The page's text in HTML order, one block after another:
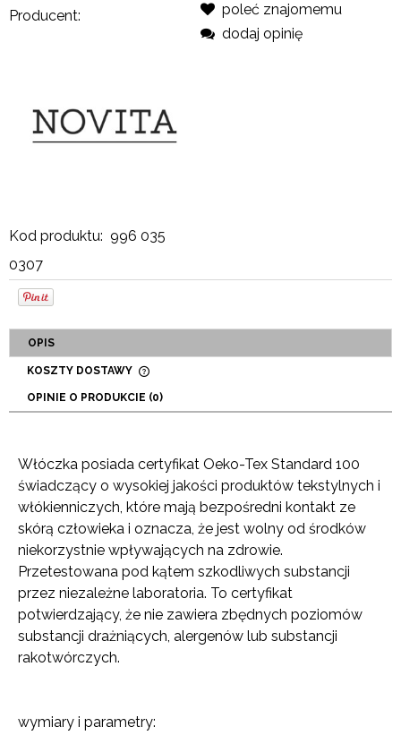
Producent:
Kod produktu: 996 035
0307
poleć znajomemu
dodaj opinię
OPIS
KOSZTY DOSTAWY
PŁATNOŚCI
OPINIE O PRODUKCIE (0)
Włóczka posiada certyfikat Oeko-Tex Standard 100
świadczący o wysokiej jakości produktów tekstylnych i
włókienniczych, które mają bezpośredni kontakt ze
skórą człowieka i oznacza, że jest wolny od środków
niekorzystnie wpływających na zdrowie.
Przetestowana pod kątem szkodliwych substancji
przez niezależne laboratoria. To certyfikat
potwierdzający, że nie zawiera zbędnych poziomów
substancji drażniących, alergenów lub substancji
rakotwórczych.
wymiary i parametry: